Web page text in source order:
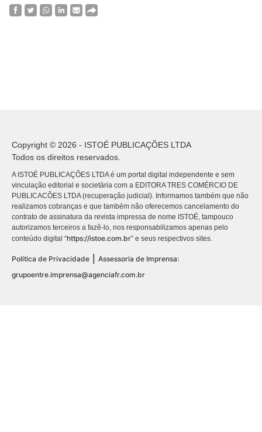
Copyright © 2026 - ISTOÉ PUBLICAÇÕES LTDA
Todos os direitos reservados.
A ISTOÉ PUBLICAÇÕES LTDA é um portal digital independente e sem
vinculação editorial e societária com a EDITORA TRES COMÉRCIO DE
PUBLICACÕES LTDA (recuperação judicial). Informamos também que não
realizamos cobranças e que também não oferecemos cancelamento do
contrato de assinatura da revista impressa de nome ISTOÉ, tampouco
autorizamos terceiros a fazê-lo, nos responsabilizamos apenas pelo
conteúdo digital “https://istoe.com.br” e seus respectivos sites.
Política de Privacidade
Assessoria de Imprensa:
grupoentre.imprensa@agenciafr.com.br